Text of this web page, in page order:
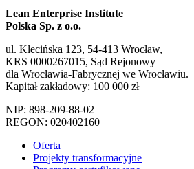
Lean Enterprise Institute
Polska Sp. z o.o.
ul. Klecińska 123, 54-413 Wrocław,
KRS 0000267015, Sąd Rejonowy
dla Wrocławia-Fabrycznej we Wrocławiu.
Kapitał zakładowy: 100 000 zł
NIP: 898-209-88-02
REGON: 020402160
Oferta
Projekty transformacyjne